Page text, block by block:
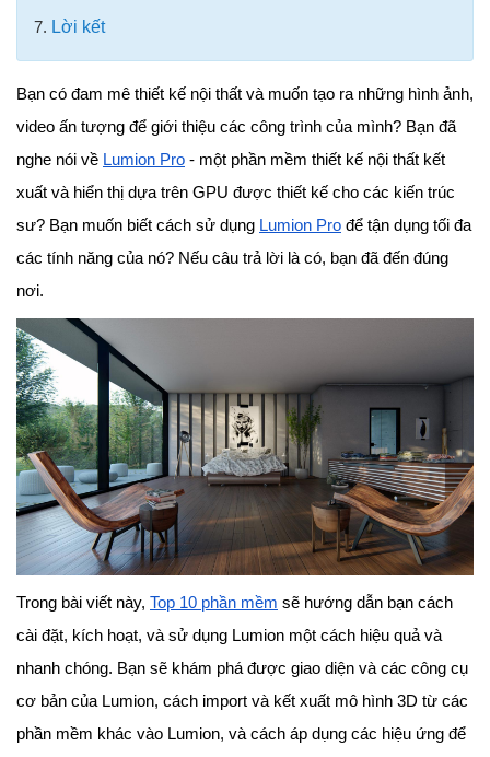
7. Lời kết
Bạn có đam mê thiết kế nội thất và muốn tạo ra những hình ảnh,
video ấn tượng để giới thiệu các công trình của mình? Bạn đã
nghe nói về Lumion Pro - một phần mềm thiết kế nội thất kết
xuất và hiển thị dựa trên GPU được thiết kế cho các kiến trúc
sư? Bạn muốn biết cách sử dụng Lumion Pro để tận dụng tối đa
các tính năng của nó? Nếu câu trả lời là có, bạn đã đến đúng
nơi.
Trong bài viết này, Top 10 phần mềm sẽ hướng dẫn bạn cách
cài đặt, kích hoạt, và sử dụng Lumion một cách hiệu quả và
nhanh chóng. Bạn sẽ khám phá được giao diện và các công cụ
cơ bản của Lumion, cách import và kết xuất mô hình 3D từ các
phần mềm khác vào Lumion, và cách áp dụng các hiệu ứng để